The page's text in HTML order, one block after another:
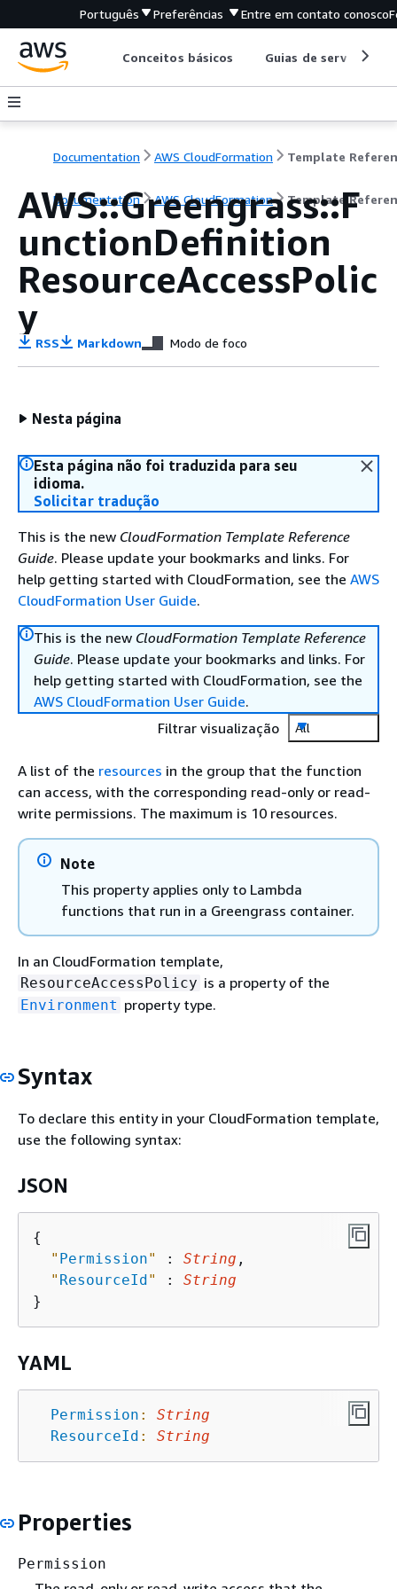
Português Preferências Entre em contato conosco
Conceitos básicos Guias de serviço
Documentation AWS CloudFormation Template
Documentation AWS CloudFormation Template
AWS::Greengrass::F
unctionDefinition
ResourceAccessPolic
y
RSS Markdown Modo de foco
Nesta página
Esta página não foi traduzida para seu
idioma.
Solicitar tradução
This is the new CloudFormation Template Reference
Guide. Please update your bookmarks and links. For
help getting started with CloudFormation, see the AWS
CloudFormation User Guide.
This is the new CloudFormation Template Reference
Guide. Please update your bookmarks and links. For
help getting started with CloudFormation, see the
AWS CloudFormation User Guide.
Filtrar visualização
All
A list of the resources in the group that the function
can access, with the corresponding read-only or read-
write permissions. The maximum is 10 resources.
Note
This property applies only to Lambda
functions that run in a Greengrass container.
In an CloudFormation template,
ResourceAccessPolicy is a property of the
Environment property type.
Syntax
To declare this entity in your CloudFormation template,
use the following syntax:
JSON
{
" Permission" : String ,
" ResourceId" : String
YAML
Permission :
String
ResourceId : String
Properties
Permission